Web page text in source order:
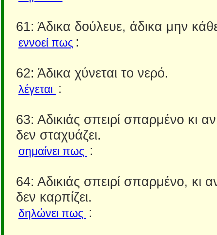
61: Άδικα δούλευε, άδικα μην
εννοεί πως :
62: Άδικα χύνεται το νερό.
λέγεται :
63: Αδικιάς σπειρί σπαρμένο κι
δεν σταχυάζει.
σημαίνει πως :
64: Αδικιάς σπειρί σπαρμένο, κι
δεν καρπίζει.
δηλώνει πως :